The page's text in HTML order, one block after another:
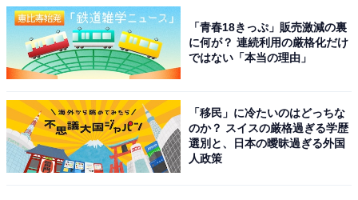
「青春18きっぷ」販売激減の裏
に何が？ 連続利用の厳格化だけ
ではない「本当の理由」
「移民」に冷たいのはどっちな
のか？ スイスの厳格過ぎる学歴
選別と、日本の曖昧過ぎる外国
人政策